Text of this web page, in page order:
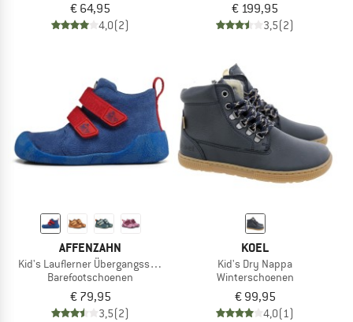
€ 64,95
4,0(2)
€ 199,95
3,5(2)
AFFENZAHN
Kid's Lauflerner Übergangsschuh Leder Talky
Barefootschoenen
€ 79,95
3,5(2)
KOEL
Kid's Dry Nappa
Winterschoenen
€ 99,95
4,0(1)